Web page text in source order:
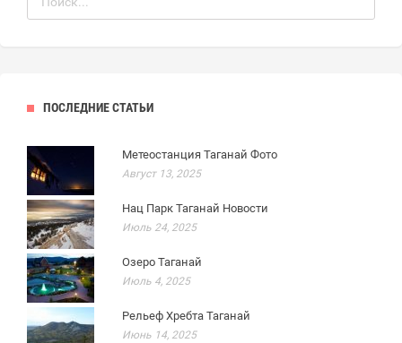
ПОСЛЕДНИЕ СТАТЬИ
Метеостанция Таганай Фото
Август 13, 2025
Нац Парк Таганай Новости
Июль 24, 2025
Озеро Таганай
Июль 4, 2025
Рельеф Хребта Таганай
Июнь 14, 2025